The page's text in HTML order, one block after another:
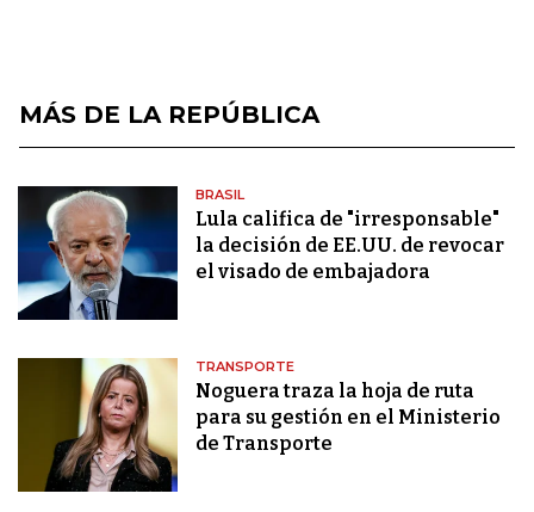
MÁS DE LA REPÚBLICA
BRASIL
Lula califica de "irresponsable"
la decisión de EE.UU. de revocar
el visado de embajadora
TRANSPORTE
Noguera traza la hoja de ruta
para su gestión en el Ministerio
de Transporte